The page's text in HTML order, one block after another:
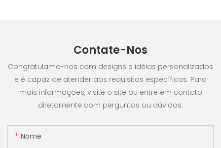
Contate-Nos
Congratulamo-nos com designs e idéias personalizados
e é capaz de atender aos requisitos específicos. Para
mais informações, visite o site ou entre em contato
diretamente com perguntas ou dúvidas.
Nome